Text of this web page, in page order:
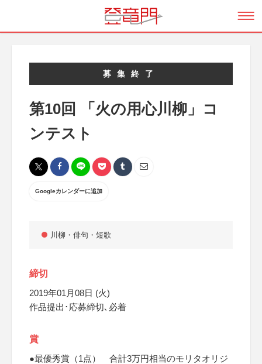
募集終了
第10回 「火の用心川柳」コ
ンテスト
Googleカレンダーに追加
川柳・俳句・短歌
締切
2019年01月08日 (火)
作品提出･応募締切､必着
賞
●最優秀賞（1点） 合計3万円相当のモリタオリジ